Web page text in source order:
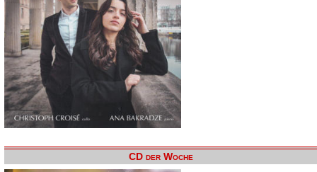
CD der Woche